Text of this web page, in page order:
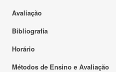
Avaliação
Bibliografia
Horário
Métodos de Ensino e Avaliação